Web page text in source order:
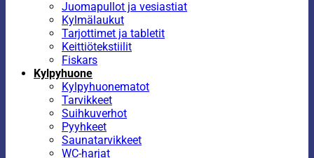
Juomapullot ja vesiastiat
Kylmälaukut
Tarjottimet ja tabletit
Keittiötekstiilit
Fiskars
Kylpyhuone
Kylpyhuonematot
Tarvikkeet
Suihkuverhot
Pyyhkeet
Saunatarvikkeet
WC-harjat